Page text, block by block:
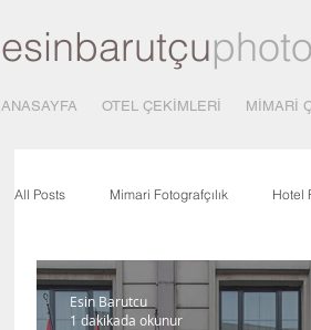
esinbarutçu
ANASAYFA OTEL ÇEKİMLERİ MİMARİ
All Posts Mimari Fotografçılık Hotel
Mimari Fotograf Çekimi Fotografçılık
Esin Barutcu
1 dakikada okunur